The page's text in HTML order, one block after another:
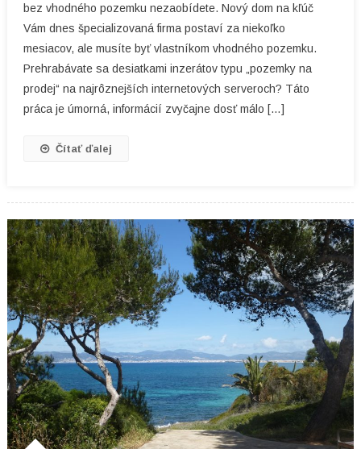
Pre
bez vhodného pozemku nezaobídete. Nový dom na kľúč
Vám dnes špecializovaná firma postaví za niekoľko
mesiacov, ale musíte byť vlastníkom vhodného pozemku.
Prehrabávate sa desiatkami inzerátov typu „pozemky na
prodej“ na najrôznejších internetových serveroch? Táto
práca je úmorná, informácií zvyčajne dosť málo […]
Čítať ďalej